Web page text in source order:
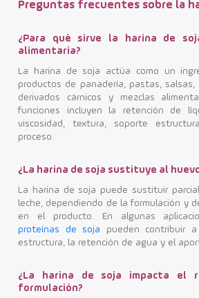
Preguntas frecuentes sobre la
¿Para qué sirve la harina de
alimentaria?
La harina de soja actúa como un
productos de panadería, pastas,
derivados cárnicos y mezclas
funciones incluyen la retención de
viscosidad, textura, soporte
proceso.
¿La harina de soja sustituye al
La harina de soja puede sustituir
leche, dependiendo de la formulación y
en el producto. En algunas
proteínas de soja pueden contribuir
estructura, la retención de agua y el
¿La harina de soja impacta el
formulación?